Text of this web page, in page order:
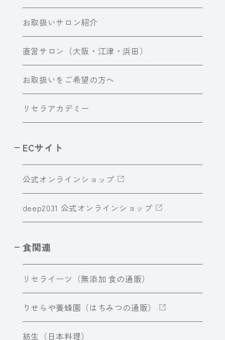
お取扱いサロン紹介
直営サロン（大阪・江津・浜田）
お取扱いをご希望の方へ
リセラアカデミー
ECサイト
公式オンラインショップ
deep2031 公式オンラインショップ
食関連
リセライーツ（無添加 食の通販）
りせらや養蜂園（はちみつの通販）
紡生（日本料理）